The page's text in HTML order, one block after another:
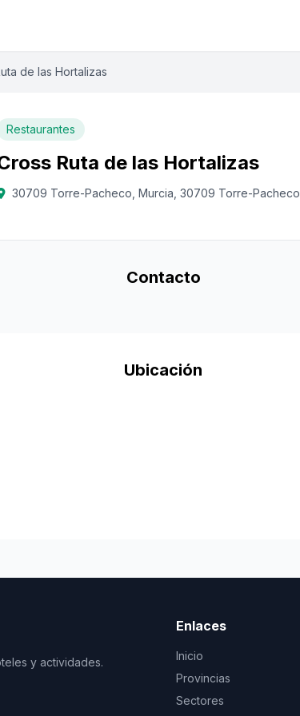
de las Hortalizas
Restaurantes
Ruta de las Hortalizas
30709 Torre-Pacheco, Murcia, 30709 Torre-Pacheco
Contacto
Ubicación
y actividades.
Enlaces
Inicio
Provincias
Sectores